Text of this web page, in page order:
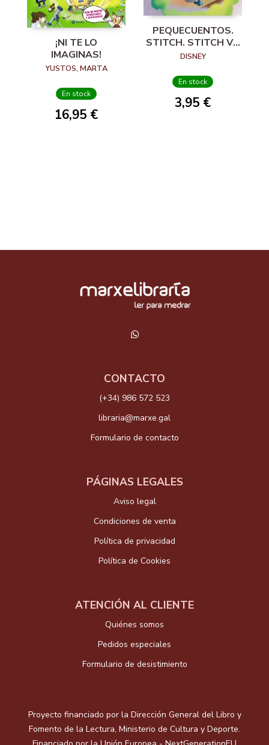
¡NI TE LO
IMAGINAS!
YUSTOS, MARTA
En stock
16,95 €
PEQUECUENTOS.
STITCH. STITCH VA
AL COLEGIO
DISNEY
En stock
3,95 €
CONTACTO
(+34) 986 572 523
libraria@marxe.gal
Formulario de contacto
PÁGINAS LEGALES
Aviso legal
Condiciones de venta
Política de privacidad
Política de Cookies
ATENCIÓN AL CLIENTE
Quiénes somos
Pedidos especiales
Formulario de desistimiento
Proyecto financiado por la Dirección General del Libro y
Fomento de la Lectura, Ministerio de Cultura y Deporte.